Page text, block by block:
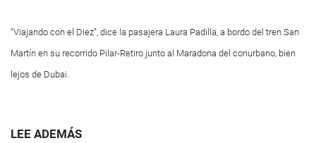
“Viajando con el Diez”, dice la pasajera Laura Padilla, a bordo del tren San
Martín en su recorrido Pilar-Retiro junto al Maradona del conurbano, bien
lejos de Dubai.
LEE ADEMÁS